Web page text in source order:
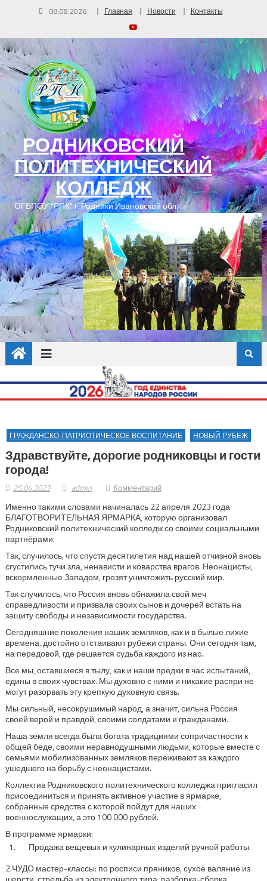
08.08.2026 Главная Новости Контакты
РОДНИКОВСКИЙ
ПОЛИТЕХНИЧЕСКИЙ
КОЛЛЕДЖ
ОГБПОУ "РПК" г. Родники Ивановской обл.
ГРАЖДАНСКО-ПАТРИОТИЧЕСКОЕ ВОСПИТАНИЕ НОВЫЙ РУБЕЖ
Здравствуйте, дорогие родниковцы и гости
города!
25.04.2023 admin Комментарий
Именно такими словами начиналась 22 апреля 2023 года
БЛАГОТВОРИТЕЛЬНАЯ ЯРМАРКА, которую организовал
Родниковский политехнический колледж со своими социальными
партнёрами.
Так, случилось, что спустя десятилетия над нашей отчизной вновь
сгустились тучи зла, ненависти и коварства врагов. Неонацисты,
вскормленные Западом, грозят уничтожить русский мир.
Так случилось, что Россия вновь обнажила свой меч
справедливости и призвала своих сынов и дочерей встать на
защиту свободы и независимости государства.
Сегодняшние поколения наших земляков, как и в былые лихие
времена, достойно отстаивают рубежи страны. Они сегодня там,
на передовой, где решается судьба каждого из нас.
Все мы, оставшиеся в тылу, как и наши предки в час испытаний,
едины в своих чувствах. Мы духовно с ними и никакие распри не
могут разорвать эту крепкую духовную связь.
Мы сильный, несокрушимый народ, а значит, сильна Россия
своей верой и правдой, своими солдатами и гражданами.
Наша земля всегда была богата традициями сопричастности к
общей беде, своими неравнодушными людьми, которые вместе с
семьями мобилизованных земляков переживают за каждого
ушедшего на борьбу с неонацистами.
Коллектив Родниковского политехнического колледжа пригласил
присоединиться и принять активное участие в ярмарке,
собранные средства с которой пойдут для наших
военнослужащих, а это 100 000 рублей.
В программе ярмарки:
Продажа вещевых и кулинарных изделий ручной работы.
2.ЧУДО мастер-классы: по росписи пряников, сухое валяние из